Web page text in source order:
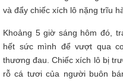
và đẩy chiếc xích lô nặng trĩu
Khoảng 5 giờ sáng hôm đó,
hết sức mình để vượt qua
thương đau. Chiếc xích lô bị
rỗ cá tươi của người buôn